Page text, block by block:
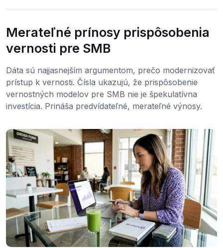
Merateľné prínosy prispôsobenia
vernosti pre SMB
Dáta sú najjasnejším argumentom, prečo modernizovať
prístup k vernosti. Čísla ukazujú, že prispôsobenie
vernostných modelov pre SMB nie je špekulatívna
investícia. Prináša predvídateľné, merateľné výnosy.